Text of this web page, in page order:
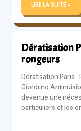
LIRE LA SUITE »
Dératisation
rongeurs
Dératisation Paris
Giordano
devenue une
particuliers et les